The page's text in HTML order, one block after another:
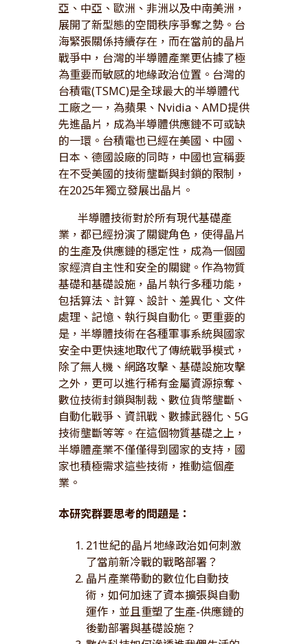
亞、中亞、歐洲、非洲以及中南美洲，
展開了新型態的空間秩序爭奪之勢。台
海緊張關係持續存在，而在當前的晶片
戰爭中，台灣的半導體產業更佔據了極
為重要而敏感的地緣政治位置。台灣的
台積電(TSMC)是全球最大的半導體代
工廠之一，為蘋果、Nvidia、AMD提供
先進晶片，成為半導體供應鏈不可或缺
的一環。台積電也已經在美國、中國、
日本、德國設廠的同時，中國也宣稱要
在不受美國的技術壟斷與封鎖的限制，
在2025年獨立發展出晶片。
半導體技術對於所有現代基礎產
業，都已經扮演了關鍵角色，使得晶片
的生產及供應鏈的穩定性，成為一個國
家經濟自主性和安全的關鍵。作為物質
基礎和基礎設施，晶片執行多種功能，
包括算法、計算、設計、差異化、文件
處理、記憶、執行與自動化。更重要的
是，半導體技術在各種軍事系統與國家
安全中更快速地取代了傳統戰爭模式，
除了無人機、網路攻擊、基礎設施攻擊
之外，更可以進行稀有金屬資源掠奪、
數位技術封鎖與制裁、數位貨幣壟斷、
自動化戰爭、資訊戰、數據武器化、5G
技術壟斷等等。在這個物質基礎之上，
半導體產業不僅僅得到國家的支持，國
家也積極需求這些技術，推動這個產
業。
本研究群要思考的問題是：
21世紀的晶片地緣政治如何刺激
了當前新冷戰的戰略部署？
晶片產業帶動的數位化自動技
術，如何加速了資本擴張與自動
運作，並且重塑了生產-供應鏈的
後勤部署與基礎設施？